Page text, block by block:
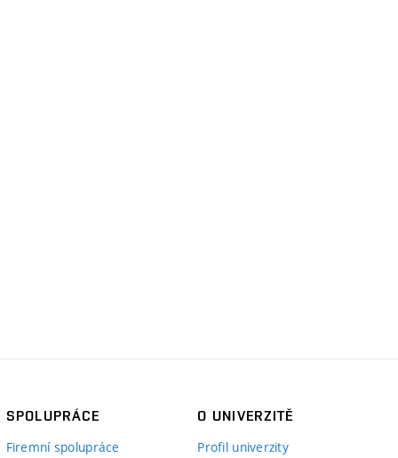
SPOLUPRÁCE
Firemní spolupráce
O UNIVERZITĚ
Profil univerzity